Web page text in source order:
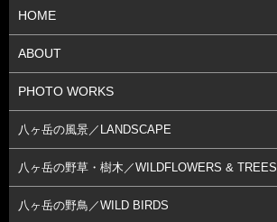
HOME
ABOUT
PHOTO WORKS
八ヶ岳の風景／LANDSCAPE
八ヶ岳の野草・樹木／WILDFLOWERS & TREES
八ヶ岳の野鳥／WILD BIRDS